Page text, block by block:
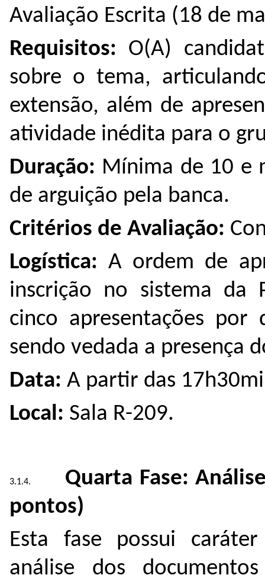
Avaliação Escrita (18 de
Requisitos: O(A)
sobre o tema,
extensão, além de
atividade inédita para o
Duração: Mínima de 10 e
de arguição pela banca.
Critérios de Avaliação:
Logística: A ordem de
inscrição no sistema da
cinco apresentações por
sendo vedada a presença
Data: A partir das
Local: Sala R-209.
Quarta Fase:
pontos)
Esta fase possui
análise dos